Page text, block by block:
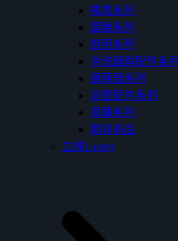
樸真系列
圓舞系列
廚用系列
沖洗器與配件系列
蓮蓬頭系列
浴室配件系列
易購系列
期貨商品
立徠Laister